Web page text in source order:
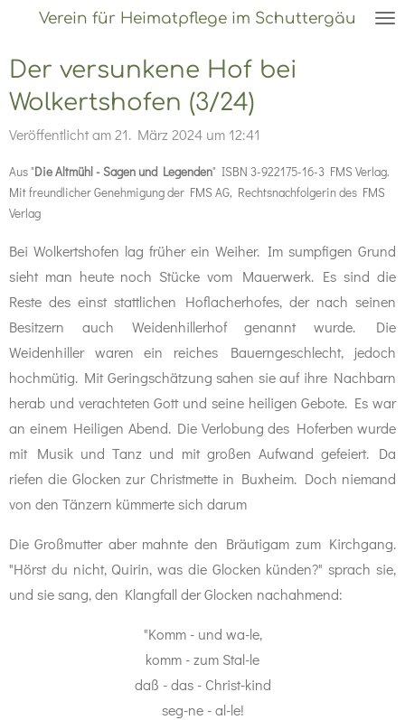
springen
Verein für Heimatpflege im Schuttergäu
Der versunkene Hof bei
Wolkertshofen (3/24)
Veröffentlicht am 21. März 2024 um 12:41
Aus "Die Altmühl - Sagen und Legenden" ISBN 3-922175-16-3 FMS Verlag.
Mit freundlicher Genehmigung der FMS AG, Rechtsnachfolgerin des FMS
Verlag
Bei Wolkertshofen lag früher ein Weiher. Im sumpfigen Grund
sieht man heute noch Stücke vom Mauerwerk. Es sind die
Reste des einst stattlichen Hoflacherhofes, der nach seinen
Besitzern auch Weidenhillerhof genannt wurde. Die
Weidenhiller waren ein reiches Bauerngeschlecht, jedoch
hochmütig. Mit Geringschätzung sahen sie auf ihre Nachbarn
herab und verachteten Gott und seine heiligen Gebote. Es war
an einem Heiligen Abend. Die Verlobung des Hoferben wurde
mit Musik und Tanz und mit großen Aufwand gefeiert. Da
riefen die Glocken zur Christmette in Buxheim. Doch niemand
von den Tänzern kümmerte sich darum
Die Großmutter aber mahnte den Bräutigam zum Kirchgang.
"Hörst du nicht, Quirin, was die Glocken künden?" sprach sie,
und sie sang, den Klangfall der Glocken nachahmend:
"Komm - und wa-le,
komm - zum Stal-le
daß - das - Christ-kind
seg-ne - al-le!